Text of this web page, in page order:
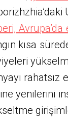
kısa
rahatsız
yenilerini